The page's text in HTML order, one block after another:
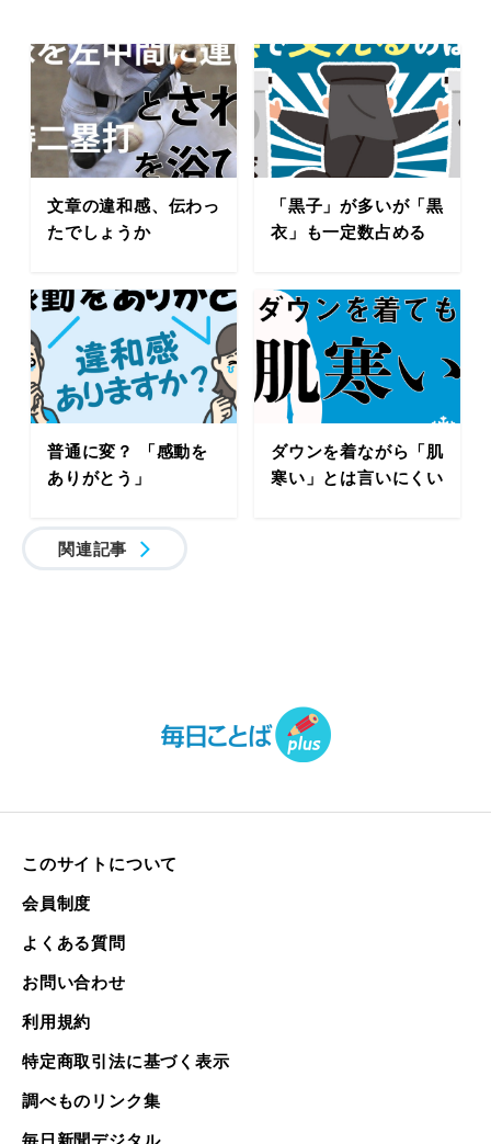
文章の違和感、伝わっ
たでしょうか
「黒子」が多いが「黒
衣」も一定数占める
普通に変？ 「感動を
ありがとう」
ダウンを着ながら「肌
寒い」とは言いにくい
関連記事
このサイトについて
会員制度
よくある質問
お問い合わせ
利用規約
特定商取引法に基づく表示
調べものリンク集